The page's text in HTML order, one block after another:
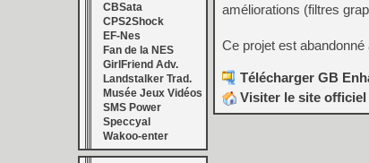
CBSata
CPS2Shock
EF-Nes
Fan de la NES
GirlFriend Adv.
Landstalker Trad.
Musée Jeux Vidéos
SMS Power
Speccyal
Wakoo-enter
améliorations (filtres
Ce projet est abandonné
Télécharger GB
Visiter le site officiel